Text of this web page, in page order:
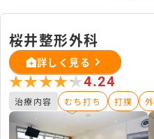
桜井整形外科
詳しく見る
★★★★★
★★★★★4.24
治療内容 むち打ち 打撲